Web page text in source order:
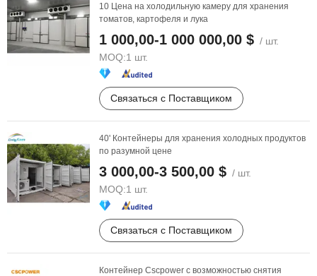
10 Цена на холодильную камеру для хранения
томатов, картофеля и лука
1 000,00-1 000 000,00 $ / шт.
MOQ:1 шт.
Связаться с Поставщиком
40' Контейнеры для хранения холодных продуктов
по разумной цене
3 000,00-3 500,00 $ / шт.
MOQ:1 шт.
Связаться с Поставщиком
Контейнер Cscpower с возможностью снятия